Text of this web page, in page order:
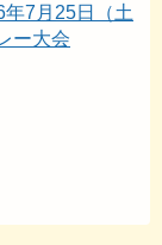
7月25日（土
ー大会